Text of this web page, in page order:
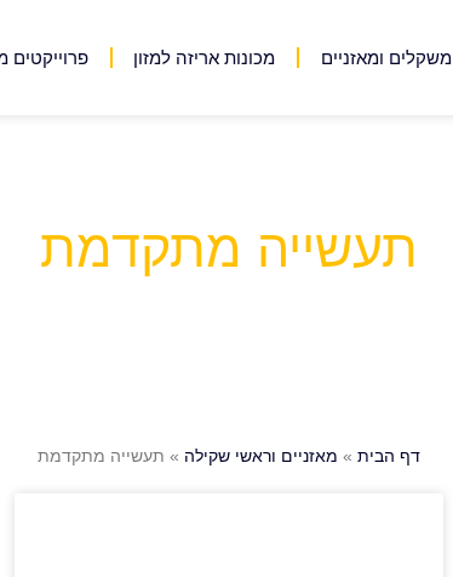
משקלים ומאזניים מכונות אריזה למזון פרוייקטים
תעשייה מתקדמת
דף הבית » מאזניים וראשי שקילה » תעשייה מתקדמת